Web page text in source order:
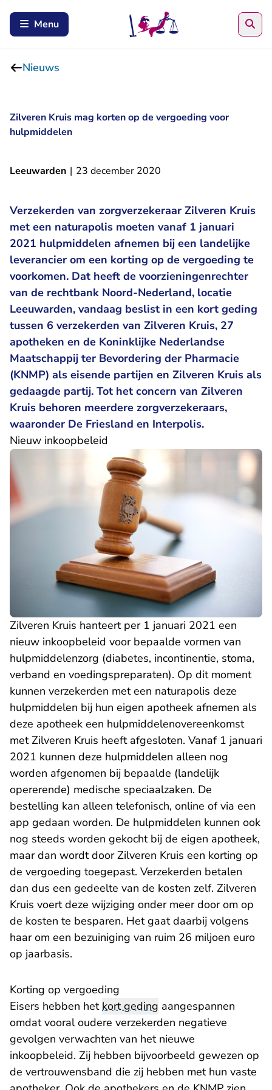
Menu
Nieuws
Zilveren Kruis mag korten op de vergoeding voor
hulpmiddelen
Leeuwarden | 23 december 2020
Verzekerden van zorgverzekeraar Zilveren Kruis
met een naturapolis moeten vanaf 1 januari
2021 hulpmiddelen afnemen bij een landelijke
leverancier om een korting op de vergoeding te
voorkomen. Dat heeft de voorzieningenrechter
van de rechtbank Noord-Nederland, locatie
Leeuwarden, vandaag beslist in een kort geding
tussen 6 verzekerden van Zilveren Kruis, 27
apotheken en de Koninklijke Nederlandse
Maatschappij ter Bevordering der Pharmacie
(KNMP) als eisende partijen en Zilveren Kruis als
gedaagde partij. Tot het concern van Zilveren
Kruis behoren meerdere zorgverzekeraars,
waaronder De Friesland en Interpolis.
Nieuw inkoopbeleid
Zilveren Kruis hanteert per 1 januari 2021 een
nieuw inkoopbeleid voor bepaalde vormen van
hulpmiddelenzorg (diabetes, incontinentie, stoma,
verband en voedingspreparaten). Op dit moment
kunnen verzekerden met een naturapolis deze
hulpmiddelen bij hun eigen apotheek afnemen als
deze apotheek een hulpmiddelenovereenkomst
met Zilveren Kruis heeft afgesloten. Vanaf 1 januari
2021 kunnen deze hulpmiddelen alleen nog
worden afgenomen bij bepaalde (landelijk
opererende) medische speciaalzaken. De
bestelling kan alleen telefonisch, online of via een
app gedaan worden. De hulpmiddelen kunnen ook
nog steeds worden gekocht bij de eigen apotheek,
maar dan wordt door Zilveren Kruis een korting op
de vergoeding toegepast. Verzekerden betalen
dan dus een gedeelte van de kosten zelf. Zilveren
Kruis voert deze wijziging onder meer door om op
de kosten te besparen. Het gaat daarbij volgens
haar om een bezuiniging van ruim 26 miljoen euro
op jaarbasis.
Korting op vergoeding
Eisers hebben hetkort geding aangespannen
omdat vooral oudere verzekerden negatieve
gevolgen verwachten van het nieuwe
inkoopbeleid. Zij hebben bijvoorbeeld gewezen op
de vertrouwensband die zij hebben met hun vaste